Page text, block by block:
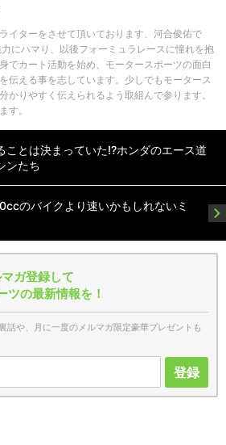
イターをさせて頂いております、河合俊佑で
にハマり、以後フォーミュラレースに憧れを抱
でカート活動を始め、モータースポーツの面白
伝える事を志しています。少しでもモータース
かりやすく伝えられるよう取組んで参ります。
す。
ことは決まっていた!?ホンダのエース道
ンたち
のバイクより速いかもしれないミ
ガ登録して
ツの最新情報を！
話や、月に一度のメルマガ限定豪華プレゼントも
登録